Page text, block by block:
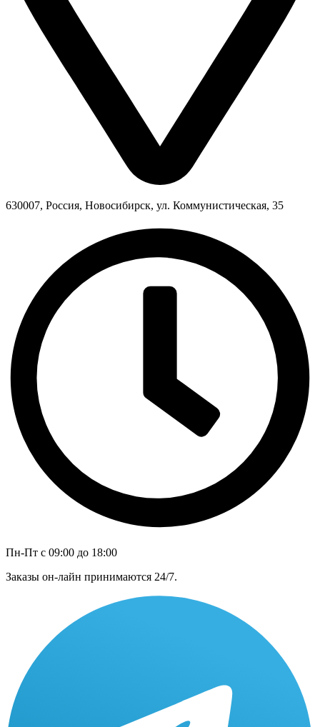
630007, Россия, Новосибирск, ул. Коммунистическая, 35
Пн-Пт с 09:00 до 18:00
Заказы он-лайн принимаются 24/7.